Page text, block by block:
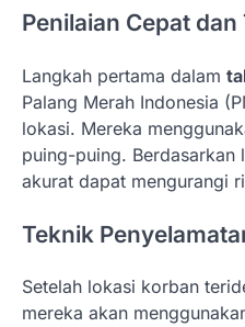
Penilaian Cepat dan
Langkah pertama dalam
Palang Merah Indonesia
lokasi. Mereka
puing-puing. Berdasarkan
akurat dapat mengurangi
Teknik
Setelah lokasi korban
mereka akan